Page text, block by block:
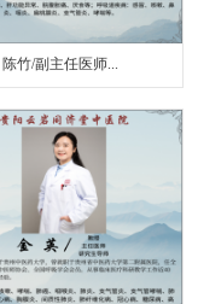
陈竹/副主任医师...